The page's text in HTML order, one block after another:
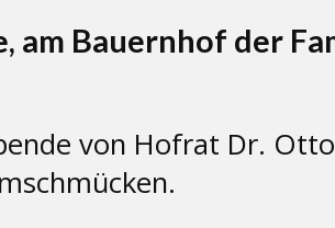
am Bauernhof der
von Hofrat Dr.